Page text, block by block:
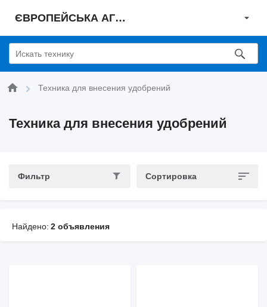
ЄВРОПЕЙСЬКА АГРАРНА КОМПАНІЯ
Техника для внесения удобрений
Техника для внесения удобрений
Фильтр Сортировка
Найдено: 2 объявления